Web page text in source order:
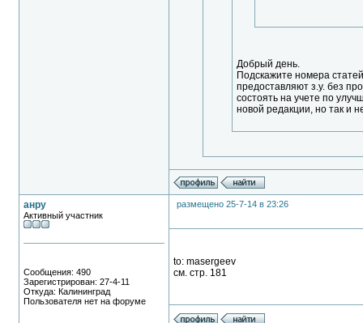
Добрый день.
Подскажите номера
предоставляют з.у. без
состоять на учете по
новой редакции, но так и
анру
Активный участник
Сообщения: 490
Зарегистрирован: 27-4-11
Откуда: Калининград
Пользователя нет на форуме
размещено 25-7-14 в 23:26
to: masergeev
см. стр. 181